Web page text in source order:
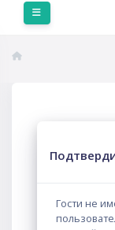
Перейти к основному
Гости не